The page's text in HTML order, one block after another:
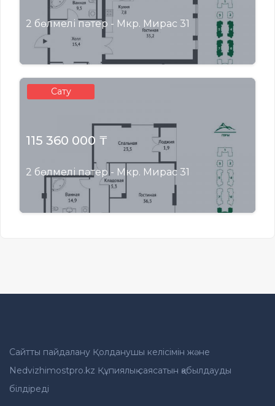
2 бөлмелі пәтер - Мкр. Мирас 31
Сату
115 360 000 ₸
2 бөлмелі пәтер - Мкр. Мирас 31
Сайтты пайдалану Қолданушы келісімін және
Nedvizhimostpro.kz Құпиялық саясатын қабылдауды
білдіреді